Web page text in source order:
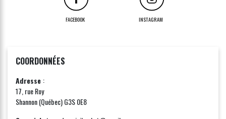
FACEBOOK INSTAGRAM
COORDONNÉES
Adresse :
17, rue Roy
Shannon (Québec) G3S 0E8